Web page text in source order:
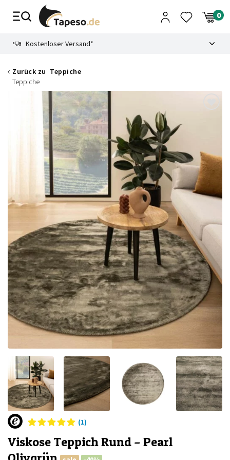
Zusammenbruch
Kostenloser Versand*
Zurück zu Teppiche
Teppiche
(1)
Viskose Teppich Rund – Pearl